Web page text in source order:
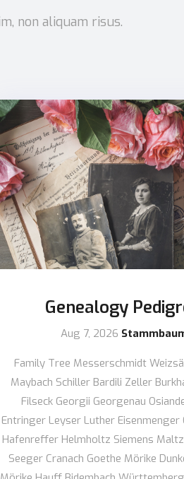
non aliquam risus.
Genealogy
Aug 7, 2026
Family Tree Messerschmidt
Maybach Schiller Bardili Zeller
Filseck Georgii Georgenau
Entringer Leyser Luther Eisenmenger
Hafenreffer Helmholtz Siemens
Seeger Cranach Goethe Mörike